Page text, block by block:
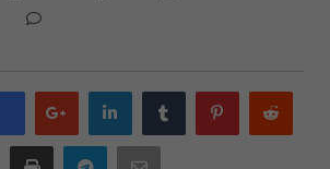
Google
plus
LinkedIn Tumblr Pinterest
Print Telegram